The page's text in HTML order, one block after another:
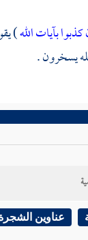
بآيات الله)
يسخرون .
عناوين